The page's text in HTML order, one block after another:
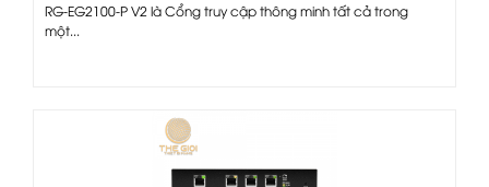
RG-EG2100-P V2 là Cổng truy cập thông minh tất cả trong
một...